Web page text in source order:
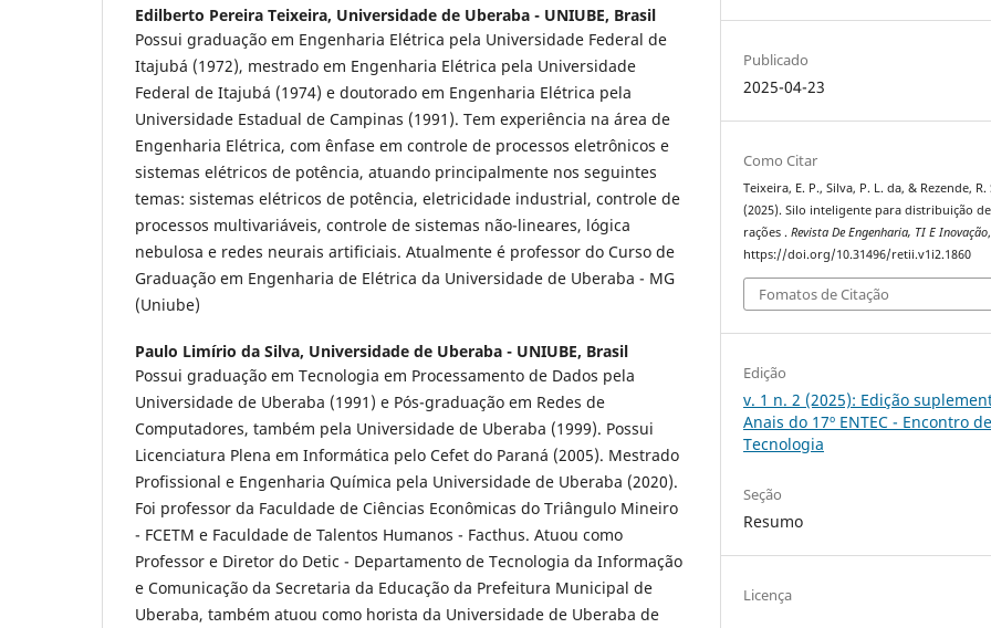
Edilberto Pereira Teixeira, Universidade de Uberaba - UNIUBE, Brasil
Possui graduação em Engenharia Elétrica pela Universidade Federal de
Itajubá (1972), mestrado em Engenharia Elétrica pela Universidade
Federal de Itajubá (1974) e doutorado em Engenharia Elétrica pela
Universidade Estadual de Campinas (1991). Tem experiência na área de
Engenharia Elétrica, com ênfase em controle de processos eletrônicos e
sistemas elétricos de potência, atuando principalmente nos seguintes
temas: sistemas elétricos de potência, eletricidade industrial, controle de
processos multivariáveis, controle de sistemas não-lineares, lógica
nebulosa e redes neurais artificiais. Atualmente é professor do Curso de
Graduação em Engenharia de Elétrica da Universidade de Uberaba - MG
(Uniube)
Paulo Limírio da Silva, Universidade de Uberaba - UNIUBE, Brasil
Possui graduação em Tecnologia em Processamento de Dados pela
Universidade de Uberaba (1991) e Pós-graduação em Redes de
Computadores, também pela Universidade de Uberaba (1999). Possui
Licenciatura Plena em Informática pelo Cefet do Paraná (2005). Mestrado
Profissional e Engenharia Química pela Universidade de Uberaba (2020).
Foi professor da Faculdade de Ciências Econômicas do Triângulo Mineiro
- FCETM e Faculdade de Talentos Humanos - Facthus. Atuou como
Professor e Diretor do Detic - Departamento de Tecnologia da Informação
e Comunicação da Secretaria da Educação da Prefeitura Municipal de
Uberaba, também atuou como horista da Universidade de Uberaba de
Publicado
2025-04-23
Como Citar
Teixeira, E. P., Silva, P. L. da, & Rezende, R.
(2025). Silo inteligente para distribuição de
rações .Revista De Engenharia, TI E Inovação,
https://doi.org/10.31496/retii.v1i2.1860
Fomatos de Citação
Edição
v. 1 n. 2 (2025): Edição
Anais do 17º ENTEC - Encontro de
Tecnologia
Seção
Resumo
Licença